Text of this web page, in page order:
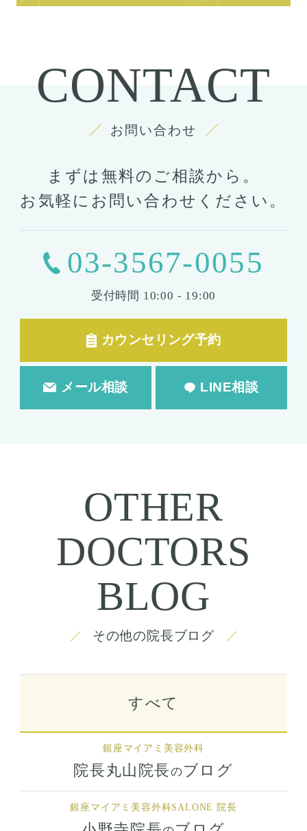
CONTACT
お問い合わせ
まずは無料のご相談から。
お気軽にお問い合わせください。
03-3567-0055
受付時間 10:00 - 19:00
カウンセリング予約
メール相談 LINE相談
OTHER
DOCTORS
BLOG
その他の院長ブログ
すべて
銀座マイアミ美容外科
院長丸山院長のブログ
銀座マイアミ美容外科SALONE 院長